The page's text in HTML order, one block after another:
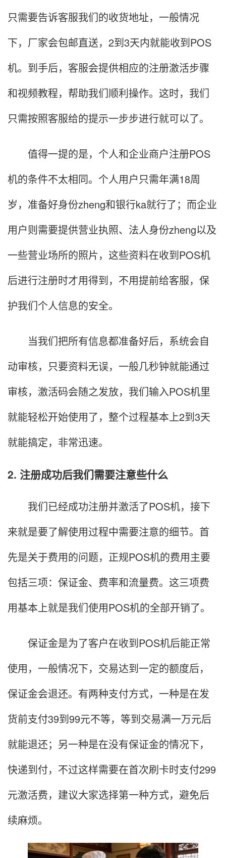
只需要告诉客服我们的收货地址，一般情况
下，厂家会包邮直送，2到3天内就能收到POS
机。到手后，客服会提供相应的注册激活步骤
和视频教程，帮助我们顺利操作。这时，我们
只需按照客服给的提示一步步进行就可以了。
值得一提的是，个人和企业商户注册POS
机的条件不太相同。个人用户只需年满18周
岁，准备好身份zheng和银行ka就行了；而企业
用户则需要提供营业执照、法人身份zheng以及
一些营业场所的照片，这些资料在收到POS机
后进行注册时才用得到，不用提前给客服，保
护我们个人信息的安全。
当我们把所有信息都准备好后，系统会自
动审核，只要资料无误，一般几秒钟就能通过
审核，激活码会随之发放，我们输入POS机里
就能轻松开始使用了，整个过程基本上2到3天
就能搞定，非常迅速。
2. 注册成功后我们需要注意些什么
我们已经成功注册并激活了POS机，接下
来就是要了解使用过程中需要注意的细节。首
先是关于费用的问题，正规POS机的费用主要
包括三项：保证金、费率和流量费。这三项费
用基本上就是我们使用POS机的全部开销了。
保证金是为了客户在收到POS机后能正常
使用，一般情况下，交易达到一定的额度后，
保证金会退还。有两种支付方式，一种是在发
货前支付39到99元不等，等到交易满一万元后
就能退还；另一种是在没有保证金的情况下，
快递到付，不过这样需要在首次刷卡时支付299
元激活费，建议大家选择第一种方式，避免后
续麻烦。